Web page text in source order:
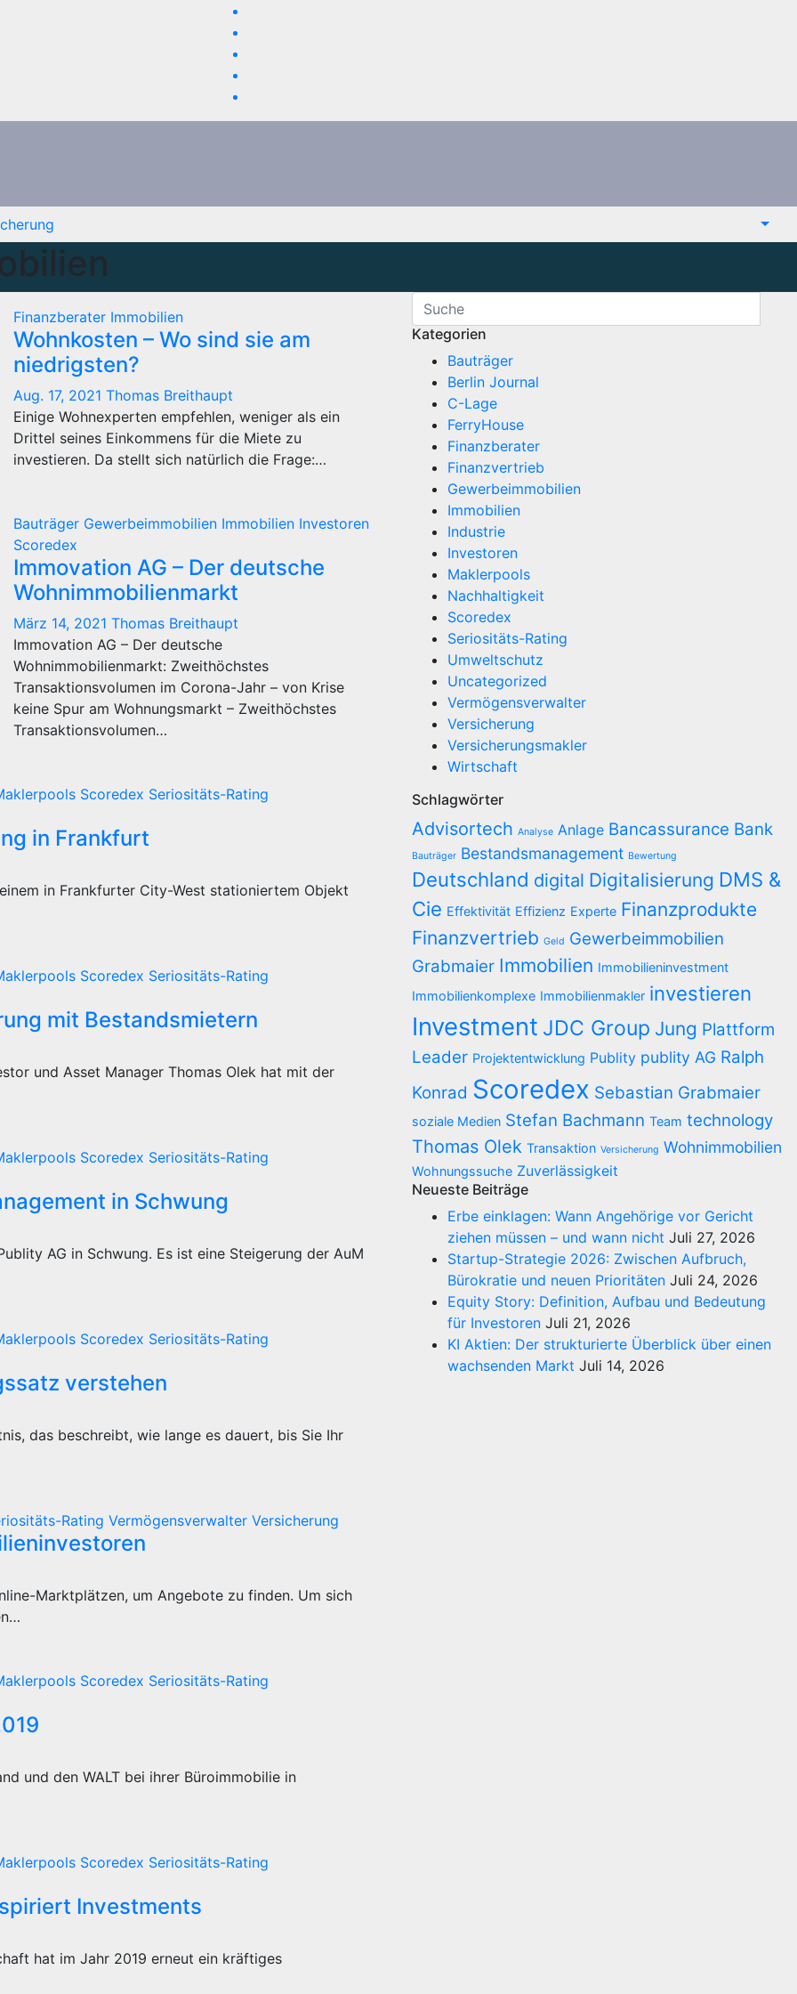
Finanzberater Immobilien
Wohnkosten – Wo sind sie am
niedrigsten?
Aug. 17, 2021 Thomas Breithaupt
Einige Wohnexperten empfehlen, weniger als ein
Drittel seines Einkommens für die Miete zu
investieren. Da stellt sich natürlich die Frage:…
Bauträger Gewerbeimmobilien Immobilien Investoren
Scoredex
Immovation AG – Der deutsche
Wohnimmobilienmarkt
März 14, 2021 Thomas Breithaupt
Immovation AG – Der deutsche
Wohnimmobilienmarkt: Zweithöchstes
Transaktionsvolumen im Corona-Jahr – von Krise
keine Spur am Wohnungsmarkt – Zweithöchstes
Transaktionsvolumen…
Scoredex Seriositäts-Rating
in Frankfurt
in Frankfurter City-West stationiertem Objekt
Scoredex Seriositäts-Rating
mit Bestandsmietern
und Asset Manager Thomas Olek hat mit der
Scoredex Seriositäts-Rating
in Schwung
AG in Schwung. Es ist eine Steigerung der AuM
Scoredex Seriositäts-Rating
verstehen
das beschreibt, wie lange es dauert, bis Sie Ihr
Rating Vermögensverwalter Versicherung
Marktplätzen, um Angebote zu finden. Um sich
Scoredex Seriositäts-Rating
und den WALT bei ihrer Büroimmobilie in
Scoredex Seriositäts-Rating
Investments
hat im Jahr 2019 erneut ein kräftiges
Kategorien
Bauträger
Berlin Journal
C-Lage
FerryHouse
Finanzberater
Finanzvertrieb
Gewerbeimmobilien
Immobilien
Industrie
Investoren
Maklerpools
Nachhaltigkeit
Scoredex
Seriositäts-Rating
Umweltschutz
Uncategorized
Vermögensverwalter
Versicherung
Versicherungsmakler
Wirtschaft
Schlagwörter
Advisortech Analyse Anlage Bancassurance Bank
Bauträger Bestandsmanagement Bewertung
Deutschland digital Digitalisierung DMS &
Cie Effektivität Effizienz Experte Finanzprodukte
Finanzvertrieb Geld Gewerbeimmobilien
Grabmaier Immobilien Immobilieninvestment
Immobilienkomplexe Immobilienmakler investieren
Investment JDC Group Jung Plattform
Leader Projektentwicklung Publity publity AG Ralph
Konrad Scoredex Sebastian Grabmaier
soziale Medien Stefan Bachmann Team technology
Thomas Olek Transaktion Versicherung Wohnimmobilien
Wohnungssuche Zuverlässigkeit
Neueste Beiträge
Erbe einklagen: Wann Angehörige vor Gericht
ziehen müssen – und wann nicht Juli 27, 2026
Startup-Strategie 2026: Zwischen Aufbruch,
Bürokratie und neuen Prioritäten Juli 24, 2026
Equity Story: Definition, Aufbau und Bedeutung
für Investoren Juli 21, 2026
KI Aktien: Der strukturierte Überblick über einen
wachsenden Markt Juli 14, 2026